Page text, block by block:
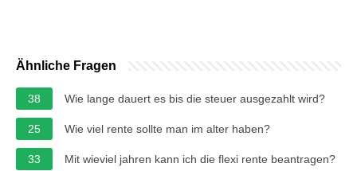
Ähnliche Fragen
38 Wie lange dauert es bis die steuer ausgezahlt wird?
25 Wie viel rente sollte man im alter haben?
33 Mit wieviel jahren kann ich die flexi rente beantragen?